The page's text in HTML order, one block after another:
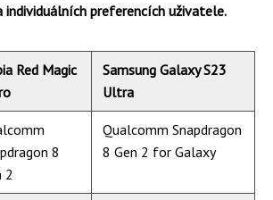
preferencích uživatele.
Red Magic
Samsung Galaxy S23
Ultra
8
2
Qualcomm Snapdragon
8 Gen 2 for Galaxy